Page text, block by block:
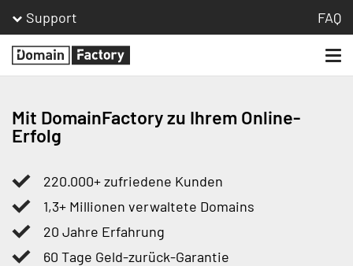
Support FAQ
Homepage
Mit DomainFactory zu Ihrem Online-
Erfolg
220.000+ zufriedene Kunden
1,3+ Millionen verwaltete Domains
20 Jahre Erfahrung
60 Tage Geld-zurück-Garantie